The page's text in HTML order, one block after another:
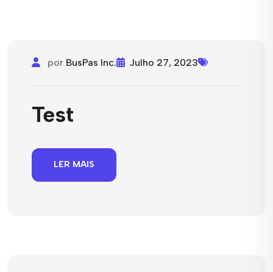
por BusPas Inc. Julho 27, 2023
Test
LER MAIS